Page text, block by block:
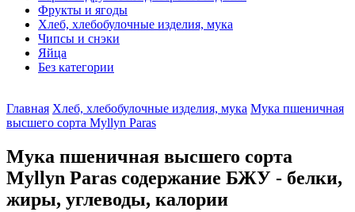
Фрукты и ягоды
Хлеб, хлебобулочные изделия, мука
Чипсы и снэки
Яйца
Без категории
Главная Хлеб, хлебобулочные изделия, мука Мука пшеничная
высшего сорта Myllyn Paras
Мука пшеничная высшего сорта
Myllyn Paras содержание БЖУ - белки,
жиры, углеводы, калории